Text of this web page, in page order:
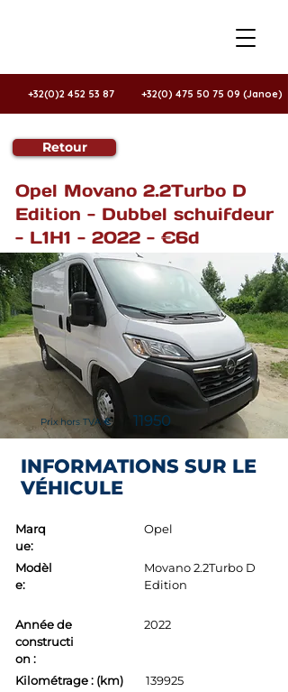
+32(0)2 452 53 87 +32(0) 475 50 75 09 (Janoe)
Retour
Opel Movano 2.2Turbo D
Edition - Dubbel schuifdeur
- L1H1 - 2022 - €6d
Prix hors TVA€ 11950
INFORMATIONS SUR LE
VÉHICULE
Marq
ue:
Modèl
e:
Opel
Movano 2.2Turbo D
Edition
Année de
constructi
on :
2022
Kilométrage : (km)
139925